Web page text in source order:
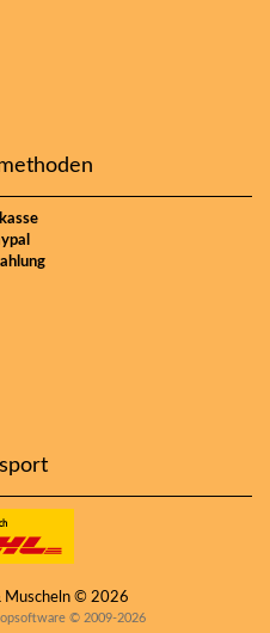
Muscheln © 2026
© 2009-2026